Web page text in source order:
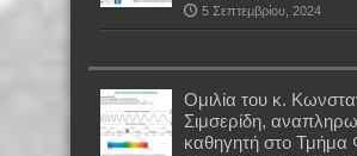
5 Σεπτεμβρίου, 2024
Oμιλία του κ.
Σιμσερίδη,
καθηγητή στο Τμήμα